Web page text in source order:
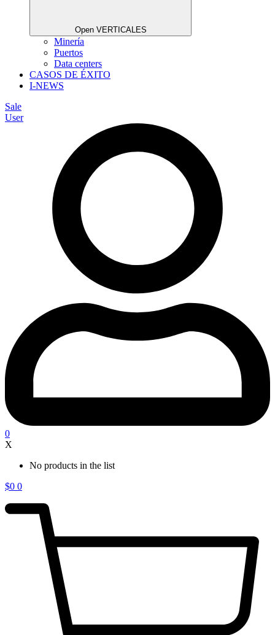
Open VERTICALES
Minería
Puertos
Data centers
CASOS DE ÉXITO
I-NEWS
Sale
User
0
X
No products in the list
$0 0